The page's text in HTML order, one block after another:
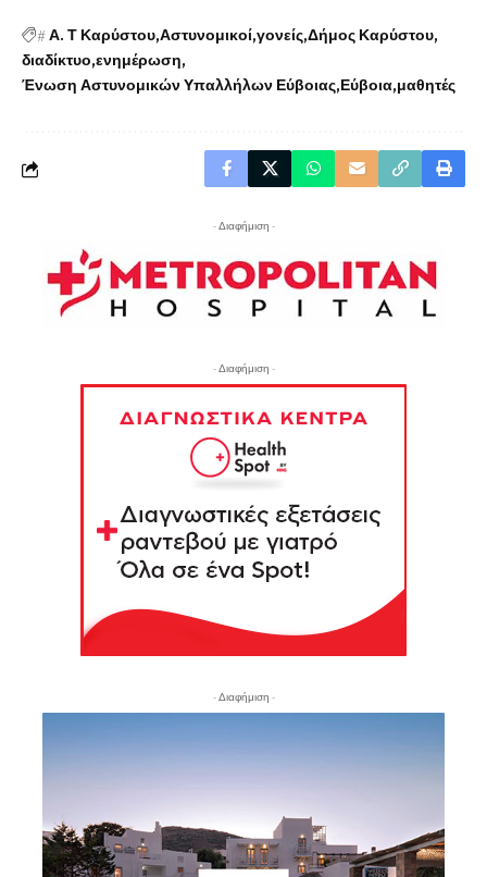
#Α. Τ Καρύστου Αστυνομικοί γονείς Δήμος Καρύστου
διαδίκτυο ενημέρωση
Ένωση Αστυνομικών Υπαλλήλων Εύβοιας Εύβοια μαθητές
- Διαφήμιση -
- Διαφήμιση -
- Διαφήμιση -